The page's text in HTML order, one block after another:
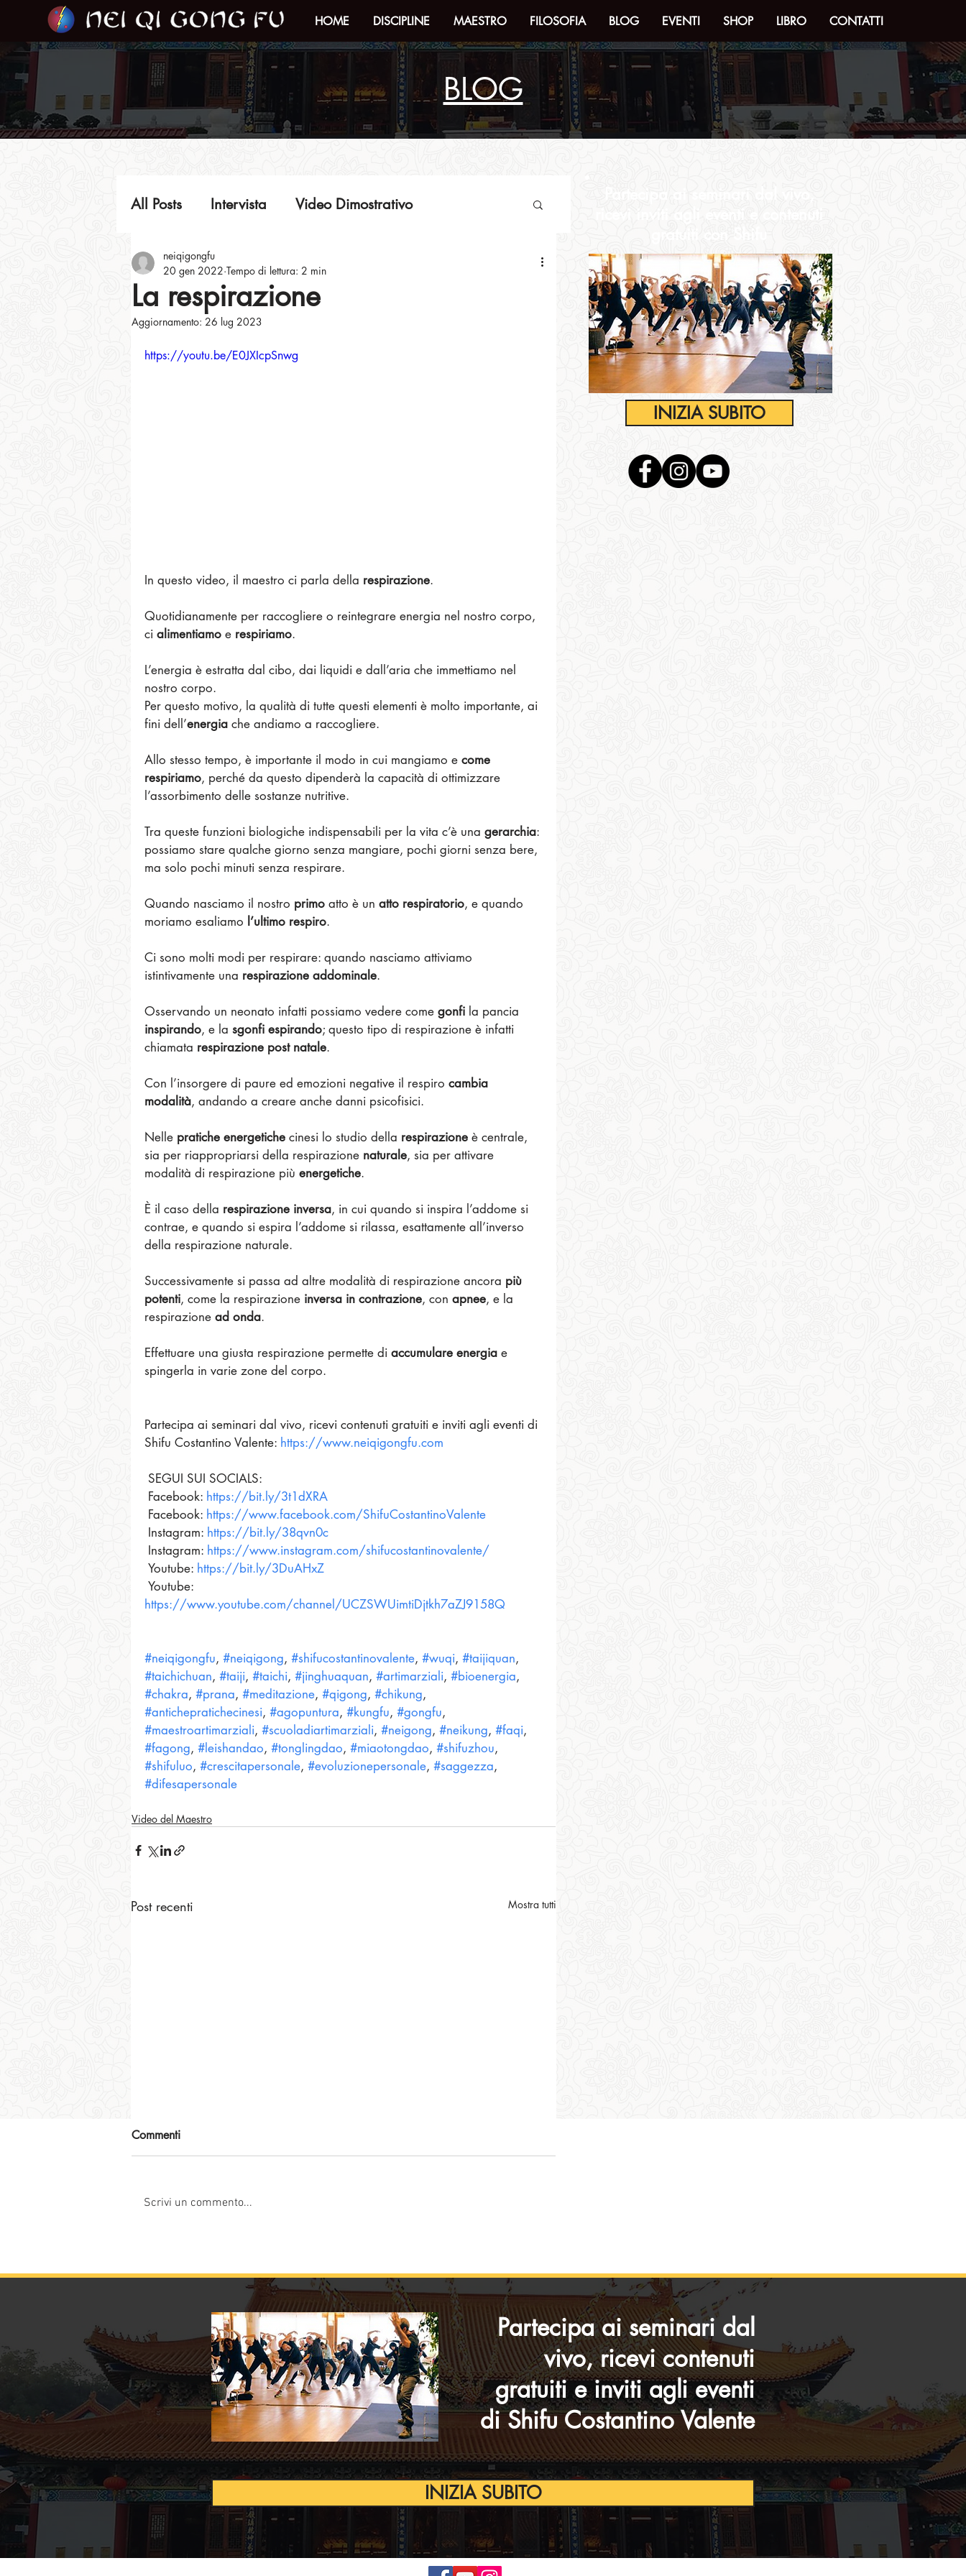
HOME DISCIPLINE MAESTRO FILOSOFIA BLOG EVENTI SHOP LIBRO CONTATTI
BLOG
INIZIA SUBITO
All Posts Intervista Video Dimostrativo
Video del Maestro
La respirazione
neiqigongfu
20 gen 2022 Tempo di lettura: 2 min
Aggiornamento: 26 lug 2023
https://youtu.be/E0JXIcpSnwg
In questo video, il maestro ci parla della respirazione.
Quotidianamente per raccogliere o reintegrare energia nel nostro corpo,
ci alimentiamo e respiriamo.
L’energia è estratta dal cibo, dai liquidi e dall’aria che immettiamo nel
nostro corpo.
Per questo motivo, la qualità di tutte questi elementi è molto importante, ai
fini dell’energia che andiamo a raccogliere.
Allo stesso tempo, è importante il modo in cui mangiamo e come
respiriamo, perché da questo dipenderà la capacità di ottimizzare
l’assorbimento delle sostanze nutritive.
Tra queste funzioni biologiche indispensabili per la vita c’è una gerarchia:
possiamo stare qualche giorno senza mangiare, pochi giorni senza bere,
ma solo pochi minuti senza respirare.
Quando nasciamo il nostro primo atto è un atto respiratorio, e quando
moriamo esaliamo l’ultimo respiro.
Ci sono molti modi per respirare: quando nasciamo attiviamo
istintivamente una respirazione addominale.
Osservando un neonato infatti possiamo vedere come gonfi la pancia
inspirando, e la sgonfi espirando; questo tipo di respirazione è infatti
chiamata respirazione post natale.
Con l’insorgere di paure ed emozioni negative il respiro cambia
modalità, andando a creare anche danni psicofisici.
Nelle pratiche energetiche cinesi lo studio della respirazione è centrale,
sia per riappropriarsi della respirazione naturale, sia per attivare
modalità di respirazione più energetiche.
È il caso della respirazione inversa, in cui quando si inspira l’addome si
contrae, e quando si espira l’addome si rilassa, esattamente all’inverso
della respirazione naturale.
Successivamente si passa ad altre modalità di respirazione ancora più
potenti, come la respirazione inversa in contrazione, con apnee, e la
respirazione ad onda.
Effettuare una giusta respirazione permette di accumulare energia e
spingerla in varie zone del corpo.
Partecipa ai seminari dal vivo, ricevi contenuti gratuiti e inviti agli eventi di
Shifu Costantino Valente: https://www.neiqigongfu.com
SEGUI SUI SOCIALS:
Facebook: https://bit.ly/3t1dXRA
Facebook: https://www.facebook.com/ShifuCostantinoValente
Instagram: https://bit.ly/38qvn0c
Instagram: https://www.instagram.com/shifucostantinovalente/
Youtube: https://bit.ly/3DuAHxZ
Youtube:
https://www.youtube.com/channel/UCZSWUimtiDjtkh7aZJ9158Q
#neiqigongfu, #neiqigong, #shifucostantinovalente, #wuqi, #taijiquan,
#taichichuan, #taiji, #taichi, #jinghuaquan, #artimarziali, #bioenergia,
#chakra, #prana, #meditazione, #qigong, #chikung,
#antichepratichecinesi, #agopuntura, #kungfu, #gongfu,
#maestroartimarziali, #scuoladiartimarziali, #neigong, #neikung, #faqi,
#fagong, #leishandao, #tonglingdao, #miaotongdao, #shifuzhou,
#shifuluo, #crescitapersonale, #evoluzionepersonale, #saggezza,
#difesapersonale
Video del Maestro
Post recenti Mostra tutti
Commenti
Scrivi un commento...
Partecipa ai seminari dal
vivo, ricevi contenuti
gratuiti e inviti agli eventi
di Shifu Costantino Valente
INIZIA SUBITO